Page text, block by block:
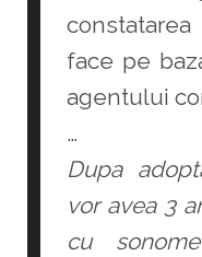
face pe
agentului
…
Dupa
vor avea 3
cu